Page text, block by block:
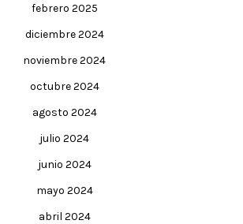
febrero 2025
diciembre 2024
noviembre 2024
octubre 2024
agosto 2024
julio 2024
junio 2024
mayo 2024
abril 2024